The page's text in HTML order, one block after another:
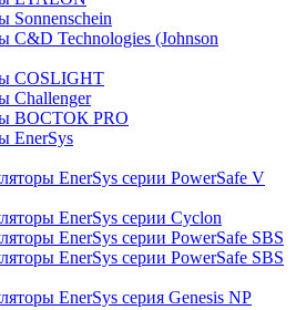
Sonnenschein
С&D Technologies (Johnson
COSLIGHT
Challenger
ВОСТОК PRO
EnerSys
EnerSys серии PowerSafe V
EnerSys серии Cyclon
EnerSys серии PowerSafe SBS
EnerSys серии PowerSafe SBS
EnerSys серия Genesis NP